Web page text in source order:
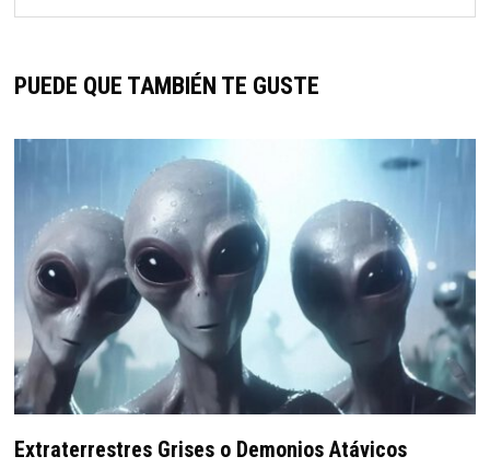
PUEDE QUE TAMBIÉN TE GUSTE
Extraterrestres Grises o Demonios Atávicos